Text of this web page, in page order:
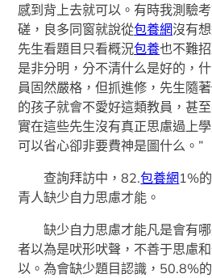
感到背上去就可以。有時我測驗
磋，良多同窗就說從包養網沒有
先生看題目只看概況包養也不難
是非分明，分不清什么是好的，
員固然嚴格，但抓進修，先生隨
的孩子就會不愛好這類教員，甚
實在這些先生沒有真正思慮過上
可以省心卻非要費神是圖什么。”
查詢拜訪中，82.包養網 1%
青人缺少自力思慮才能。
缺少自力思慮才能凡是會有
者以為是吠形吠聲，不善于思慮
以。為會缺少題目認識，50.8%